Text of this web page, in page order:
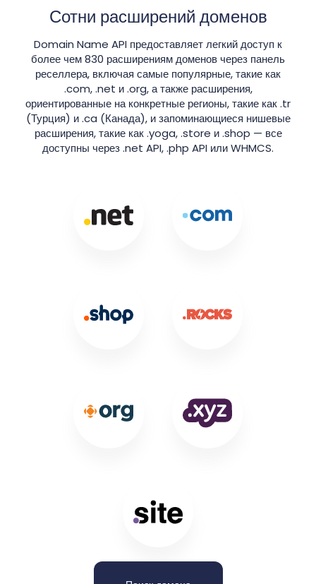
Сотни расширений доменов
Domain Name API предоставляет легкий доступ к
более чем 830 расширениям доменов через панель
реселлера, включая самые популярные, такие как
.com, .net и .org, а также расширения,
ориентированные на конкретные регионы, такие как .tr
(Турция) и .ca (Канада), и запоминающиеся нишевые
расширения, такие как .yoga, .store и .shop — все
доступны через .net API, .php API или WHMCS.